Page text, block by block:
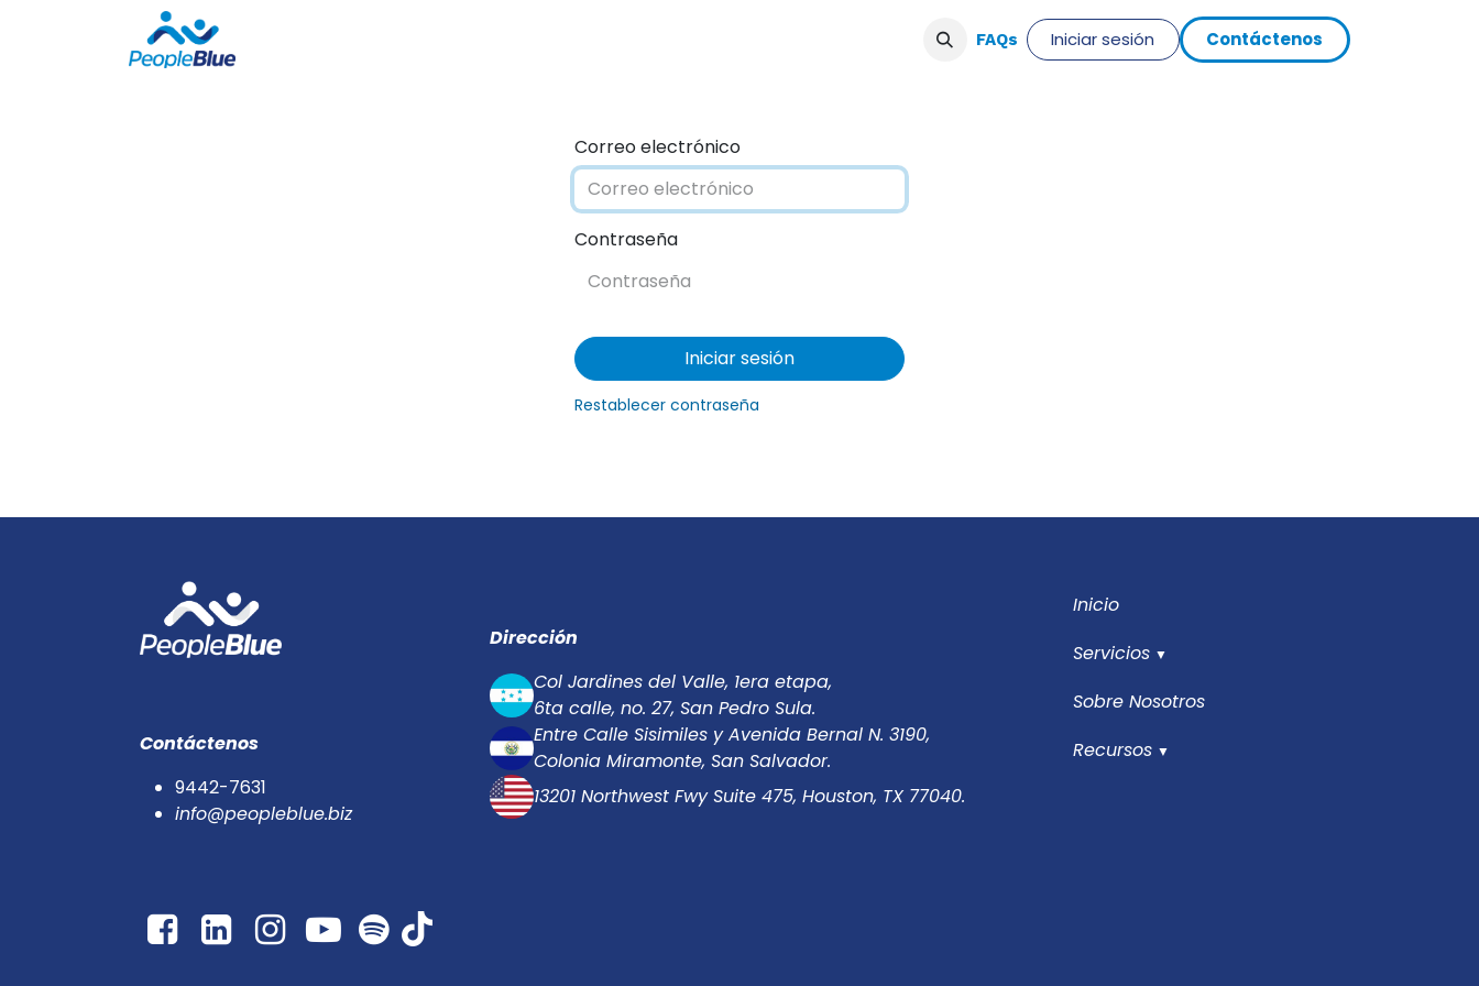
F​AQs Iniciar sesión Cont​​​​​​á​​ct​​​​eno​​​​s
Correo electrónico
Contraseña
Iniciar sesión
Restablecer contraseña
Contáctenos
9442-7631
info@peopleblue.biz
Inicio
Servicios
Sobre Nosotros
Recursos
Dirección
Col Jardines del Valle, 1era etapa,
6ta calle, no. 27, San Pedro Sula.
Entre Calle Sisimiles y Avenida Bernal N. 3190,
Colonia Miramonte, San Salvador.
13201 Northwest Fwy Suite 475, Houston, TX 77040.